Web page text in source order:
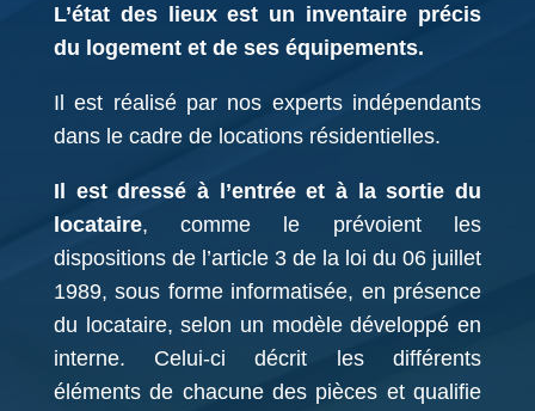
L’état des lieux est un inventaire précis
du logement et de ses équipements.
Il est réalisé par nos experts indépendants
dans le cadre de locations résidentielles.
Il est dressé à l’entrée et à la sortie du
locataire, comme le prévoient les
dispositions de l’article 3 de la loi du 06 juillet
1989, sous forme informatisée, en présence
du locataire, selon un modèle développé en
interne. Celui-ci décrit les différents
éléments de chacune des pièces et qualifie